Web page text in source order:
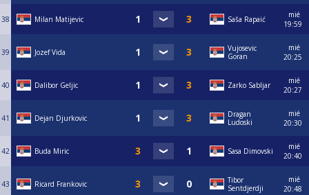
38 Milan Matijevic Saša Rapaić
mié
19:59
39 Jozef Vida
Vujosevic
Goran
mié
20:25
40 Dalibor Geljic Zarko Sabljar
mié
20:27
41 Dejan Djurkovic
Dragan
Ludoski
mié
20:30
42 Buda Miric Sasa Dimovski
mié
20:40
43 Ricard Frankovic
Tibor
Sentdjerdji
mié
20:48